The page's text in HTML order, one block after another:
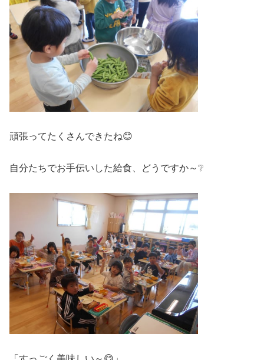
頑張ってたくさんできたね😊
自分たちでお手伝いした給食、どうですか～❔